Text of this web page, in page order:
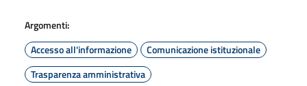
Argomenti:
Accesso all'informazione
Comunicazione istituzionale
Trasparenza amministrativa